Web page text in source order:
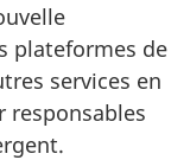
plateformes de
services en
responsables